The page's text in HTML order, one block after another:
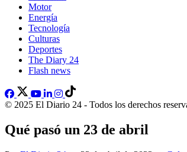
Motor
Energía
Tecnología
Culturas
Deportes
The Diary 24
Flash news
© 2025 El Diario 24 - Todos los derechos
Qué pasó un 23 de abril